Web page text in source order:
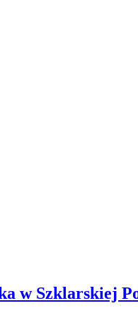
w Szklarskiej